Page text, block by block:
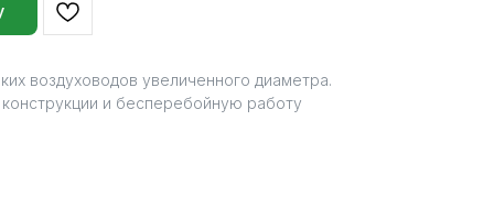
воздуховодов увеличенного диаметра.
и бесперебойную работу